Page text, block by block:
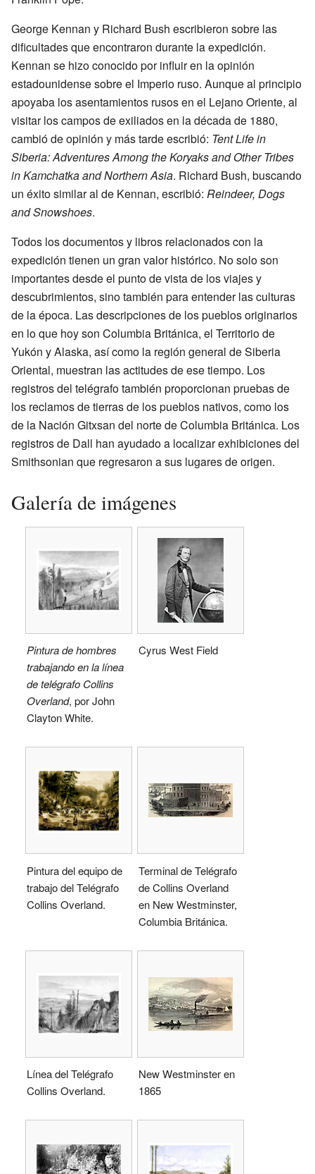
George Kennan y Richard Bush escribieron sobre las
dificultades que encontraron durante la expedición.
Kennan se hizo conocido por influir en la opinión
estadounidense sobre el Imperio ruso. Aunque al principio
apoyaba los asentamientos rusos en el Lejano Oriente, al
visitar los campos de exiliados en la década de 1880,
cambió de opinión y más tarde escribió: Tent Life in
Siberia: Adventures Among the Koryaks and Other Tribes
in Kamchatka and Northern Asia. Richard Bush, buscando
un éxito similar al de Kennan, escribió: Reindeer, Dogs
and Snowshoes.
Todos los documentos y libros relacionados con la
expedición tienen un gran valor histórico. No solo son
importantes desde el punto de vista de los viajes y
descubrimientos, sino también para entender las culturas
de la época. Las descripciones de los pueblos originarios
en lo que hoy son Columbia Británica, el Territorio de
Yukón y Alaska, así como la región general de Siberia
Oriental, muestran las actitudes de ese tiempo. Los
registros del telégrafo también proporcionan pruebas de
los reclamos de tierras de los pueblos nativos, como los
de la Nación Gitxsan del norte de Columbia Británica. Los
registros de Dall han ayudado a localizar exhibiciones del
Smithsonian que regresaron a sus lugares de origen.
Galería de imágenes
Pintura de hombres
trabajando en la línea
de telégrafo Collins
Overland, por John
Clayton White.
Cyrus West Field
Pintura del equipo de
trabajo del Telégrafo
Collins Overland.
Terminal de Telégrafo
de Collins Overland
en New Westminster,
Columbia Británica.
Línea del Telégrafo
Collins Overland.
New Westminster en
1865